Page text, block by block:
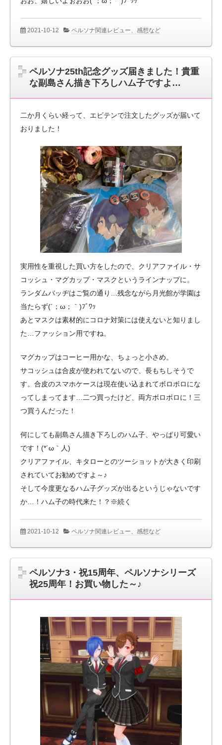
2021-10-12 ペルソナ関連レビュー、感想など
ペルソナ25th記念グッズ届きました！貴重
な副島さん描き下ろしハム子ですよ…
二か月くらい経って、エビテンで注文したグッズが届いて
おりました！
実用性を重視した買い方をしたので、クリアファイル・サ
コッシュ・マグカップ・マスクというラインナップに。
ランダムバッヂはご覧の通り…残念ながら月光館が学園は
当たらず(´；ω；｀)ﾌﾞﾜｯ
あとマスクは素材的にコロナ対策には使えないと知りまし
た…ファッション用ですね。
マグカップはコーヒー用かな、ちょっと小さめ。
サコッシュは合皮が使われてないので、長もちしそうで
す。合皮のスマホケースは現在使い込まれてボロボロにな
ってしまってます…二つ買ったけど、両方ボロボロに！三
つ買うんだった！
何にしても副島さん描き下ろしのハム子、やっぱり可愛い
です！(*´ω｀人)
クリアファイル、キタローとのツーショットが大きく印刷
されていてお勧めですよ～♪
そして今度更なるハム子グッズが出るというじゃないです
か…！ハム子の時代来た！？※続く
2021-10-12 ペルソナ関連レビュー、感想など
ペルソナ3・祝15周年、ペルソナシリーズ
祝25周年！お買い物した～♪